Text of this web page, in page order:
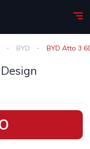
BYD BYD Atto 3